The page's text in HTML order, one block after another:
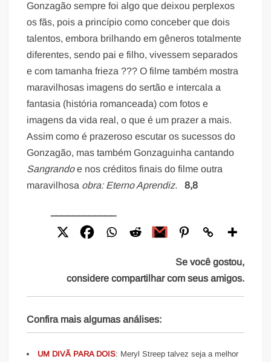
Gonzagão sempre foi algo que deixou perplexos
os fãs, pois a princípio como conceber que dois
talentos, embora brilhando em gêneros totalmente
diferentes, sendo pai e filho, vivessem separados
e com tamanha frieza ??? O filme também mostra
maravilhosas imagens do sertão e intercala a
fantasia (história romanceada) com fotos e
imagens da vida real, o que é um prazer a mais.
Assim como é prazeroso escutar os sucessos do
Gonzagão, mas também Gonzaguinha cantando
Sangrandoe nos créditos finais do filme outra
maravilhosa obra: Eterno Aprendiz. 8,8
Se você gostou,
considere compartilhar com seus amigos.
Confira mais algumas análises:
UM DIVÃ PARA DOIS: Meryl Streep talvez seja a melhor